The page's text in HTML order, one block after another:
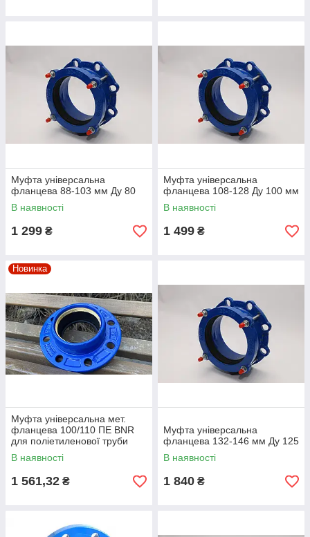
Муфта універсальна
фланцева 88-103 мм Ду 80
В наявності
1 299 ₴
Муфта універсальна
фланцева 108-128 Ду 100 мм
В наявності
1 499 ₴
Новинка
Муфта універсальна мет.
фланцева 100/110 ПЕ BNR
для поліетиленової труби
В наявності
1 561,32 ₴
Муфта універсальна
фланцева 132-146 мм Ду 125
В наявності
1 840 ₴